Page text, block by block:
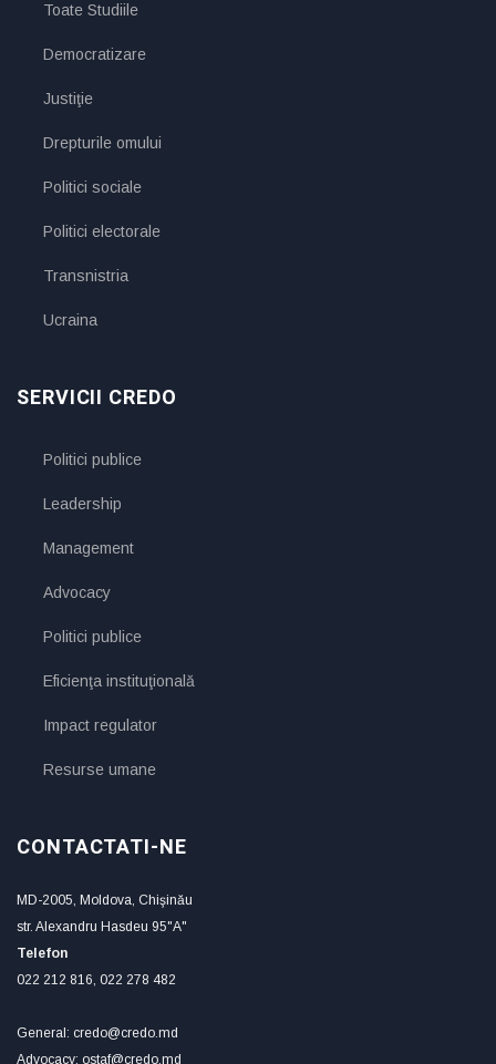
Toate Studiile
Democratizare
Justiţie
Drepturile omului
Politici sociale
Politici electorale
Transnistria
Ucraina
SERVICII CREDO
Politici publice
Leadership
Management
Advocacy
Politici publice
Eficienţa instituţională
Impact regulator
Resurse umane
CONTACTATI-NE
MD-2005, Moldova, Chişinău
str. Alexandru Hasdeu 95"A"
Telefon
022 212 816, 022 278 482
General: credo@credo.md
Advocacy: ostaf@credo.md